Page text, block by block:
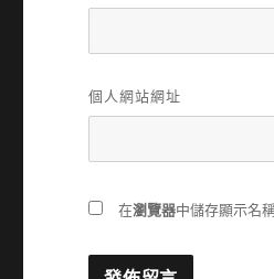
個人網站網址
在瀏覽器中儲存顯示名